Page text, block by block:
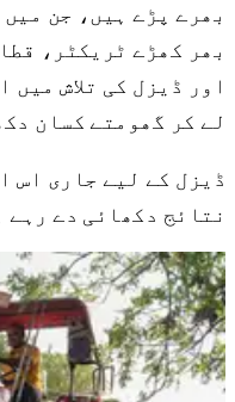
بھرے پڑے ہیں، جن
بھر کھڑے ٹریکٹر،
اور ڈیزل کی تلاش
لے کر گھومتے کسان
ڈیزل کے لیے جاری اس
نتائج دکھائی دے رہے